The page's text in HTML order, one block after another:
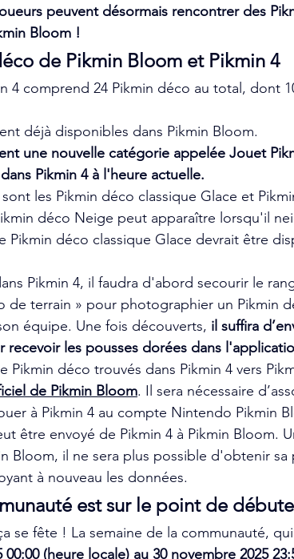
peuvent désormais rencontrer des
Bloom !
de Pikmin Bloom et Pikmin 4
4 comprend 24 Pikmin déco au total, dont
déjà disponibles dans Pikmin Bloom.
une nouvelle catégorie appelée Jouet
Pikmin 4 à l'heure actuelle.
sont les Pikmin déco classique Glace et
déco Neige peut apparaître lorsqu'il
Pikmin déco classique Glace devrait être
Pikmin 4, il faudra d'abord secourir le
de terrain » pour photographier un Pikmin
équipe. Une fois découverts, il suffira
les pousses dorées dans
Pikmin déco trouvés dans Pikmin 4 vers
de Pikmin Bloom. Il sera nécessaire
à Pikmin 4 au compte Nintendo Pikmin
être envoyé de Pikmin 4 à Pikmin Bloom.
Bloom, il ne sera plus possible d'obtenir sa
à nouveau les données.
est sur le point de
se fête ! La semaine de la communauté,
00:00 (heure locale) au 30 novembre 2025